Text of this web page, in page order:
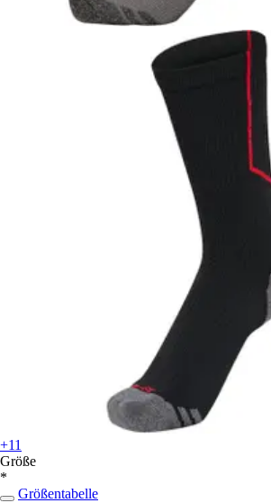
+11
Größe
*
Größentabelle